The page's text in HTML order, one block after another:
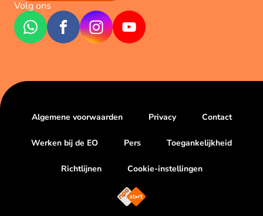
Volg ons
Algemene voorwaarden Privacy Contact
Werken bij de EO Pers Toegankelijkheid
Richtlijnen Cookie-instellingen